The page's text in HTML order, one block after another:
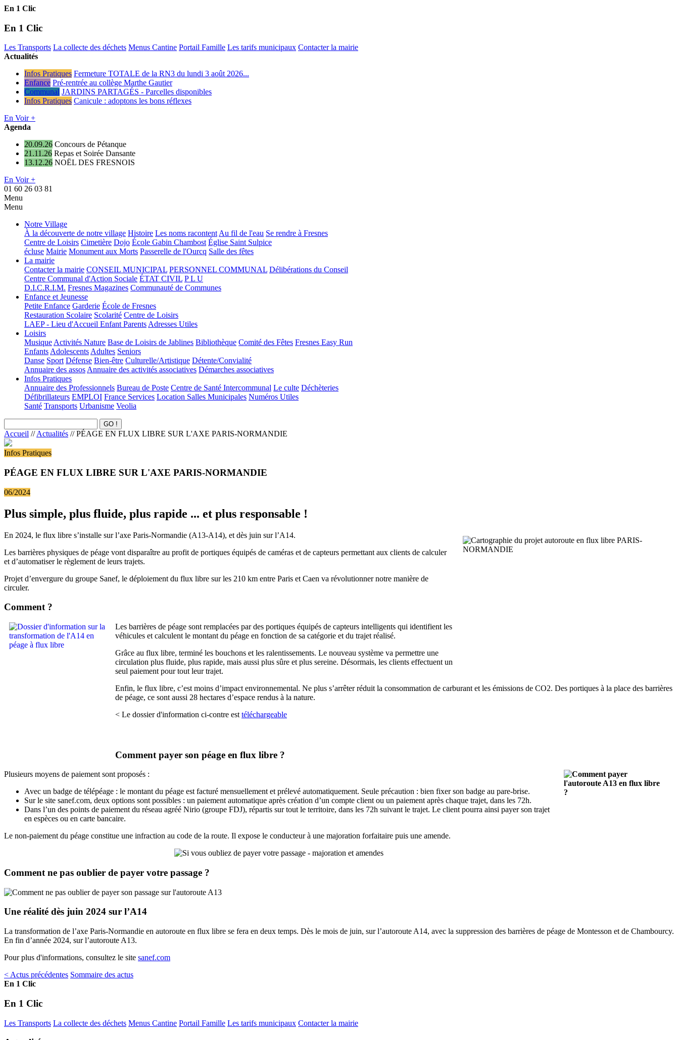
En 1 Clic
En 1 Clic
Les Transports La collecte des déchets Menus Cantine Portail Famille Les tarifs municipaux Contacter la mairie
Actualités
Infos Pratiques Fermeture TOTALE de la RN3 du lundi 3 août 2026...
Enfance Pré-rentrée au collège Marthe Gautier
Communal JARDINS PARTAGÉS - Parcelles disponibles
Infos Pratiques Canicule : adoptons les bons réflexes
En Voir +
Agenda
20.09.26 Concours de Pétanque
21.11.26 Repas et Soirée Dansante
13.12.26 NOËL DES FRESNOIS
En Voir +
01 60 26 03 81
Menu
Menu
Notre Village
À la découverte de notre village Histoire Les noms racontentAu fil de l'eau Se rendre à Fresnes
Centre de Loisirs Cimetière Dojo École Gabin Chambost Église Saint Sulpice
écluse Mairie Monument aux Morts Passerelle de l'Ourcq Salle des fêtes
La mairie
Contacter la mairie CONSEIL MUNICIPAL PERSONNEL COMMUNAL Délibérations du Conseil
Centre Communal d'Action Sociale ÉTAT CIVIL P L U
D.I.C.R.I.M. Fresnes Magazines Communauté de Communes
Enfance et Jeunesse
Petite Enfance Garderie École de Fresnes
Restauration Scolaire Scolarité Centre de Loisirs
LAEP - Lieu d'Accueil Enfant ParentsAdresses Utiles
Loisirs
MusiqueActivités Nature Base de Loisirs de Jablines Bibliothèque Comité des Fêtes Fresnes Easy Run
EnfantsAdolescentsAdultes Seniors
Danse Sport Défense Bien-être Culturelle/Artistique Détente/Convialité
Annuaire des assosAnnuaire des activités associatives Démarches associatives
Infos Pratiques
Annuaire des Professionnels Bureau de Poste Centre de Santé Intercommunal Le culte Déchèteries
Défibrillateurs EMPLOI France Services Location Salles Municipales Numéros Utiles
Santé Transports Urbanisme Veolia
Accueil //Actualités // PÉAGE EN FLUX LIBRE SUR L'AXE PARIS-NORMANDIE
Infos Pratiques
PÉAGE EN FLUX LIBRE SUR L'AXE PARIS-NORMANDIE
06/2024
Plus simple, plus fluide, plus rapide ... et plus responsable !
En 2024, le flux libre s’installe sur l’axe Paris-Normandie (A13-A14), et dès juin sur l’A14.
Les barrières physiques de péage vont disparaître au profit de portiques équipés de caméras et de capteurs permettant aux clients de calculer
et d’automatiser le règlement de leurs trajets.
Projet d’envergure du groupe Sanef, le déploiement du flux libre sur les 210 km entre Paris et Caen va révolutionner notre manière de
circuler.
Comment ?
Les barrières de péage sont remplacées par des portiques équipés de capteurs intelligents qui identifient les
véhicules et calculent le montant du péage en fonction de sa catégorie et du trajet réalisé.
Grâce au flux libre, terminé les bouchons et les ralentissements. Le nouveau système va permettre une
circulation plus fluide, plus rapide, mais aussi plus sûre et plus sereine. Désormais, les clients effectuent un
seul paiement pour tout leur trajet.
Enfin, le flux libre, c’est moins d’impact environnemental. Ne plus s’arrêter réduit la consommation de carburant et les émissions de CO2. Des portiques à la place des barrières
de péage, ce sont aussi 28 hectares d’espace rendus à la nature.
< Le dossier d'information ci-contre est téléchargeable
Comment payer son péage en flux libre ?
Plusieurs moyens de paiement sont proposés :
Avec un badge de télépéage : le montant du péage est facturé mensuellement et prélevé automatiquement. Seule précaution : bien fixer son badge au pare-brise.
Sur le site sanef.com, deux options sont possibles : un paiement automatique après création d’un compte client ou un paiement après chaque trajet, dans les 72h.
Dans l’un des points de paiement du réseau agréé Nirio (groupe FDJ), répartis sur tout le territoire, dans les 72h suivant le trajet. Le client pourra ainsi payer son trajet
en espèces ou en carte bancaire.
Le non-paiement du péage constitue une infraction au code de la route. Il expose le conducteur à une majoration forfaitaire puis une amende.
Comment ne pas oublier de payer votre passage ?
Une réalité dès juin 2024 sur l’A14
La transformation de l’axe Paris-Normandie en autoroute en flux libre se fera en deux temps. Dès le mois de juin, sur l’autoroute A14, avec la suppression des barrières de péage de Montesson et de Chambourcy.
En fin d’année 2024, sur l’autoroute A13.
Pour plus d'informations, consultez le site sanef.com
< Actus précédentes Sommaire des actus
En 1 Clic
En 1 Clic
Les Transports La collecte des déchets Menus Cantine Portail Famille Les tarifs municipaux Contacter la mairie